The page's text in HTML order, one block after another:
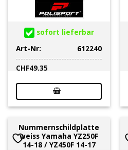
sofort lieferbar
Art-Nr:
612240
CHF49.35
Nummernschildplatte
weiss Yamaha YZ250F
14-18 / YZ450F 14-17